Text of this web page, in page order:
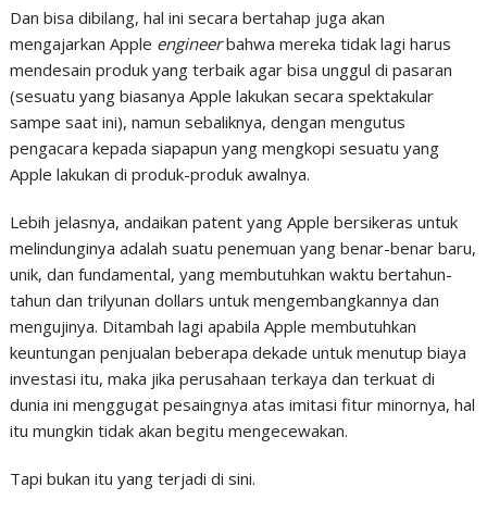
Dan bisa dibilang, hal ini secara bertahap juga akan
mengajarkan Apple engineerbahwa mereka tidak lagi harus
mendesain produk yang terbaik agar bisa unggul di pasaran
(sesuatu yang biasanya Apple lakukan secara spektakular
sampe saat ini), namun sebaliknya, dengan mengutus
pengacara kepada siapapun yang mengkopi sesuatu yang
Apple lakukan di produk-produk awalnya.
Lebih jelasnya, andaikan patent yang Apple bersikeras untuk
melindunginya adalah suatu penemuan yang benar-benar baru,
unik, dan fundamental, yang membutuhkan waktu bertahun-
tahun dan trilyunan dollars untuk mengembangkannya dan
mengujinya. Ditambah lagi apabila Apple membutuhkan
keuntungan penjualan beberapa dekade untuk menutup biaya
investasi itu, maka jika perusahaan terkaya dan terkuat di
dunia ini menggugat pesaingnya atas imitasi fitur minornya, hal
itu mungkin tidak akan begitu mengecewakan.
Tapi bukan itu yang terjadi di sini.